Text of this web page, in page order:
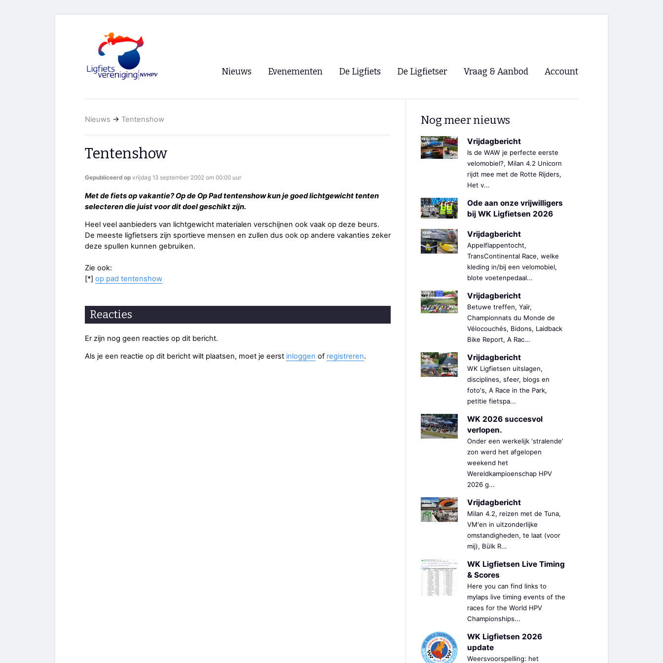
Nieuws Evenementen
WK Ligfietsen 2026
De Ligfiets De Ligfietser
Ligfietsvereninging NVHPV
Lokale Fietsverenigingen
Forum ligfietsers.nl 🡺
Vraag & Aanbod Account
Nieuws → Tentenshow
Tentenshow
Gepubliceerd op vrijdag 13 september 2002 om 00:00 uur
Met de fiets op vakantie? Op de Op Pad tentenshow kun je goed lichtgewicht tenten
selecteren die juist voor dit doel geschikt zijn.
Heel veel aanbieders van lichtgewicht materialen verschijnen ook vaak op deze beurs.
De meeste ligfietsers zijn sportieve mensen en zullen dus ook op andere vakanties zeker
deze spullen kunnen gebruiken.
Zie ook:
[*] op pad tentenshow
Reacties
Er zijn nog geen reacties op dit bericht.
Als je een reactie op dit bericht wilt plaatsen, moet je eerst inloggen of registreren.
Nog meer nieuws
Vrijdagbericht
Is de WAW je perfecte eerste
velomobiel?, Milan 4.2 Unicorn
rijdt mee met de Rotte Rijders,
Het v...
Ode aan onze vrijwilligers
bij WK Ligfietsen 2026
Vrijdagbericht
Appelflappentocht,
TransContinental Race, welke
kleding in/bij een velomobiel,
blote voetenpedaal...
Vrijdagbericht
Betuwe treffen, Yaïr,
Championnats du Monde de
Vélocouchés, Bidons, Laidback
Bike Report, A Rac...
Vrijdagbericht
WK Ligfietsen uitslagen,
disciplines, sfeer, blogs en
foto's, A Race in the Park,
petitie fietspa...
WK 2026 succesvol
verlopen.
Onder een werkelijk ‘stralende’
zon werd het afgelopen
weekend het
Wereldkampioenschap HPV
2026 g...
Vrijdagbericht
Milan 4.2, reizen met de Tuna,
VM'en in uitzonderlijke
omstandigheden, te laat (voor
mij), Bülk R...
WK Ligfietsen Live Timing
& Scores
Here you can find links to
mylaps live timing events of the
races for the World HPV
Championships...
WK Ligfietsen 2026
update
Weersvoorspelling: het